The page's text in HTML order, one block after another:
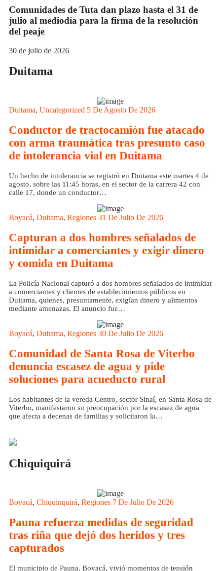
Comunidades de Tuta dan plazo hasta el 31 de
julio al mediodía para la firma de la resolución
del peaje
30 de julio de 2026
Duitama
Duitama, Uncategorized 5 De Agosto De 2026
Conductor de tractocamión fue atacado
con arma traumática tras presunto caso
de intolerancia vial en Duitama
Un hecho de intolerancia se registró en Duitama este martes 4 de
agosto, sobre las 11:45 horas, en el sector de la carrera 42 con
calle 17, donde un conductor…
Boyacá, Duitama, Regiones 31 De Julio De 2026
Capturan a dos hombres señalados de
intimidar a comerciantes y exigir dinero
y comida en Duitama
La Policía Nacional capturó a dos hombres señalados de intimidar
a comerciantes y clientes de establecimientos públicos en
Duitama, quienes, presuntamente, exigían dinero y alimentos
mediante amenazas. El anuncio fue…
Boyacá, Duitama, Regiones 30 De Julio De 2026
Comunidad de Santa Rosa de Viterbo
denuncia escasez de agua y pide
soluciones para acueducto rural
Los habitantes de la vereda Centro, sector Sinaí, en Santa Rosa de
Viterbo, manifestaron su preocupación por la escasez de agua
que afecta a decenas de familias y solicitaron la…
Chiquiquirá
Boyacá, Chiquinquirá, Regiones 7 De Julio De 2026
Pauna refuerza medidas de seguridad
tras riña que dejó dos heridos y tres
capturados
El municipio de Pauna, Boyacá, vivió momentos de tensión